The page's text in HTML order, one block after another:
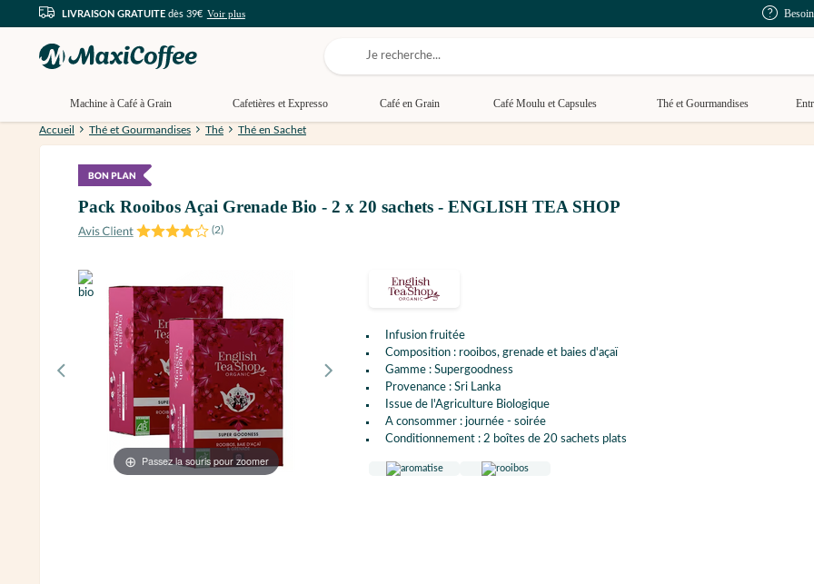
LIVRAISON GRATUITE dès 39€ Voir plus
Machine à Café à Grain Cafetières et Expresso Café en Grain Café Moulu et Capsules Thé et Gourmandises
Accueil Thé et Gourmandises Thé Thé en Sachet
Pack Rooibos Açai Grenade Bio - 2 x 20 sachets - ENGLISH TEA SHOP
(2)
Passez la souris pour zoomer
Infusion fruitée
Composition : rooibos, grenade et baies d'açaï
Gamme : Supergoodness
Provenance : Sri Lanka
Issue de l'Agriculture Biologique
A consommer : journée - soirée
Conditionnement : 2 boîtes de 20 sachets plats